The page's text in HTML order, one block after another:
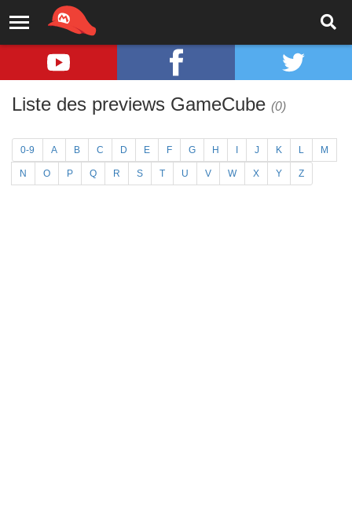
Liste des previews GameCube (0)
0-9 A B C D E F G H J K L M
N O P Q R S T U V W X Y Z